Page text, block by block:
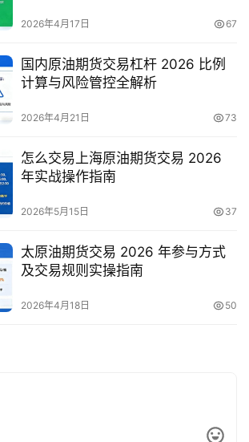
2026年4月17日 67
国内原油期货交易杠杆 2026 比例
计算与风险管控全解析
2026年4月21日 73
怎么交易上海原油期货交易 2026
年实战操作指南
2026年5月15日 37
太原油期货交易 2026 年参与方式
及交易规则实操指南
2026年4月18日 50